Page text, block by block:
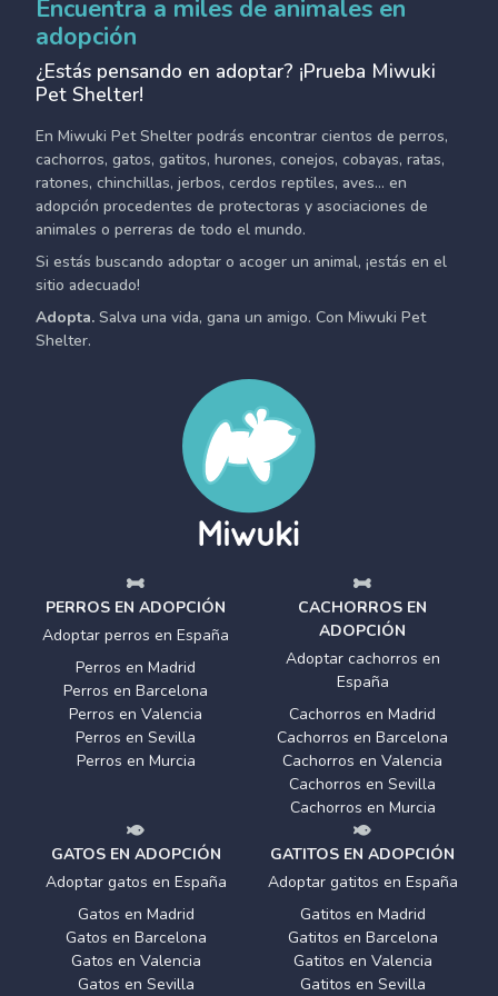
Encuentra a miles de animales en
adopción
¿Estás pensando en adoptar? ¡Prueba Miwuki
Pet Shelter!
En Miwuki Pet Shelter podrás encontrar cientos de perros,
cachorros, gatos, gatitos, hurones, conejos, cobayas, ratas,
ratones, chinchillas, jerbos, cerdos reptiles, aves... en
adopción procedentes de protectoras y asociaciones de
animales o perreras de todo el mundo.
Si estás buscando adoptar o acoger un animal, ¡estás en el
sitio adecuado!
Adopta. Salva una vida, gana un amigo. Con Miwuki Pet
Shelter.
PERROS EN ADOPCIÓN
Adoptar perros en España
Perros en Madrid
Perros en Barcelona
Perros en Valencia
Perros en Sevilla
Perros en Murcia
CACHORROS EN
ADOPCIÓN
Adoptar cachorros en
España
Cachorros en Madrid
Cachorros en Barcelona
Cachorros en Valencia
Cachorros en Sevilla
Cachorros en Murcia
GATOS EN ADOPCIÓN
Adoptar gatos en España
Gatos en Madrid
Gatos en Barcelona
Gatos en Valencia
Gatos en Sevilla
GATITOS EN ADOPCIÓN
Adoptar gatitos en España
Gatitos en Madrid
Gatitos en Barcelona
Gatitos en Valencia
Gatitos en Sevilla